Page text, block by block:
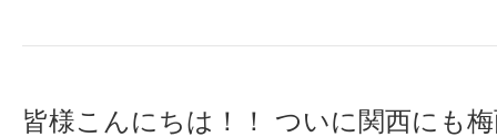
皆様こんにちは！！ ついに関西にも